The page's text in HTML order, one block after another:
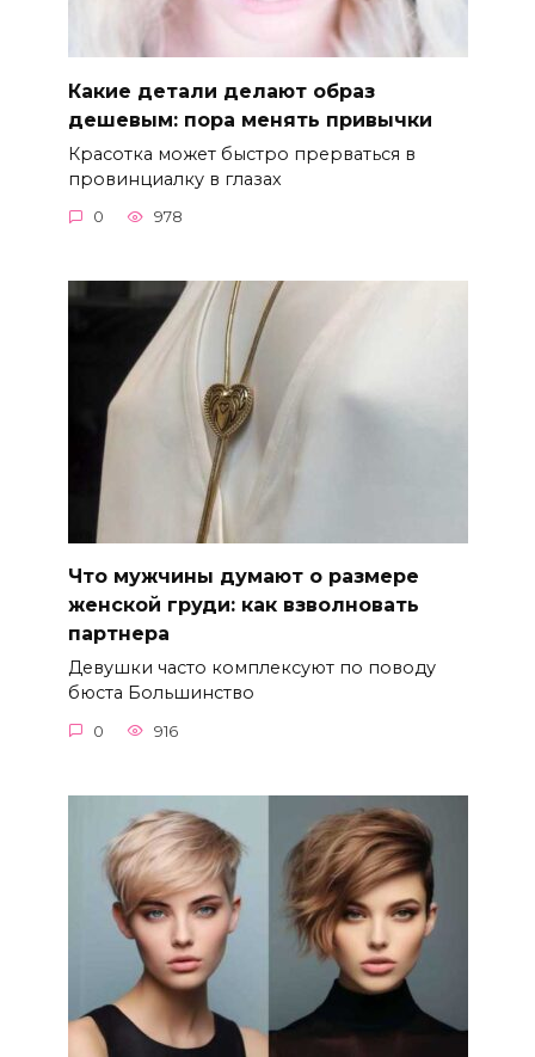
Какие детали делают образ
дешевым: пора менять привычки
Красотка может быстро прерваться в
провинциалку в глазах
0 978
Что мужчины думают о размере
женской груди: как взволновать
партнера
Девушки часто комплексуют по поводу
бюста Большинство
0 916